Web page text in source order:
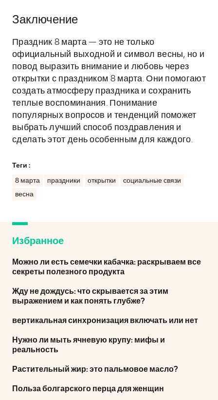
Заключение
Праздник 8 марта — это не только
официальный выходной и символ весны, но и
повод выразить внимание и любовь через
открытки с праздником 8 марта. Они помогают
создать атмосферу праздника и сохранить
теплые воспоминания. Понимание
популярных вопросов и тенденций поможет
выбрать лучший способ поздравления и
сделать этот день особенным для каждого.
Теги :
8 марта праздники открытки
социальные связи
весна
Избранное
Можно ли есть семечки кабачка: раскрываем все
секреты полезного продукта
Жду не дождусь: что скрывается за этим
выражением и как понять глубже?
вертикальная синхронизация включать или нет
Нужно ли мыть ячневую крупу: мифы и
реальность
Растительный жир: это пальмовое масло?
Польза болгарского перца для женщин